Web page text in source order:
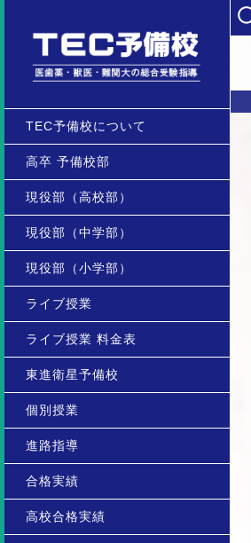
TEC予備校について
高卒 予備校部
現役部（高校部）
現役部（中学部）
現役部（小学部）
ライブ授業
ライブ授業 料金表
東進衛星予備校
個別授業
進路指導
合格実績
高校合格実績